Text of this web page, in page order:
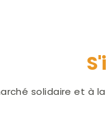
solidaire et à